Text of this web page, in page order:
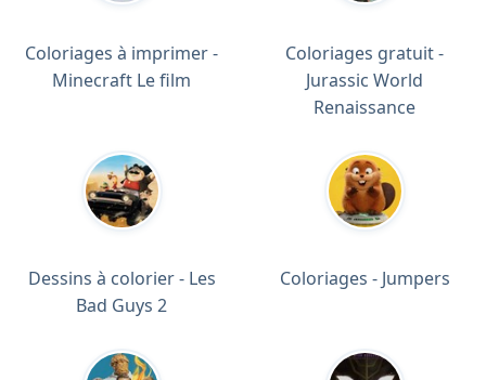
Coloriages à imprimer -
Minecraft Le film
Coloriages gratuit -
Jurassic World
Renaissance
Dessins à colorier - Les
Bad Guys 2
Coloriages - Jumpers